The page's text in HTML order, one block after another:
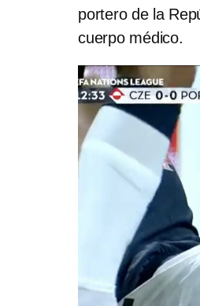
portero de la
cuerpo médico.